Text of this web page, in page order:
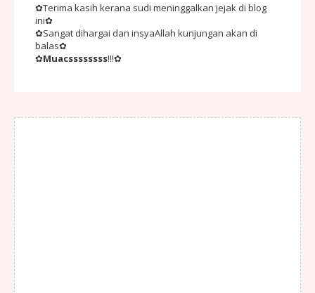
✿Terima kasih kerana sudi meninggalkan jejak di blog
ini✿
✿Sangat dihargai dan insyaAllah kunjungan akan di
balas✿
✿Muacssssssss!!!✿